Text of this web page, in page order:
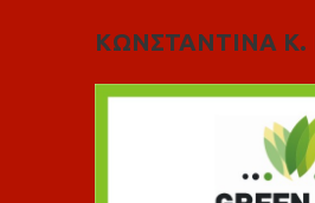
ΚΩΝΣΤΑΝΤΙΝΑ